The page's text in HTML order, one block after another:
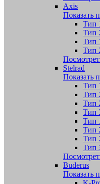
Axis
Показать
Тип
Тип
Тип
Тип
Stelrad
Показать
Tип
Тип
Тип
Тип
Тип
Тип
Тип
Тип
Buderus
Показать